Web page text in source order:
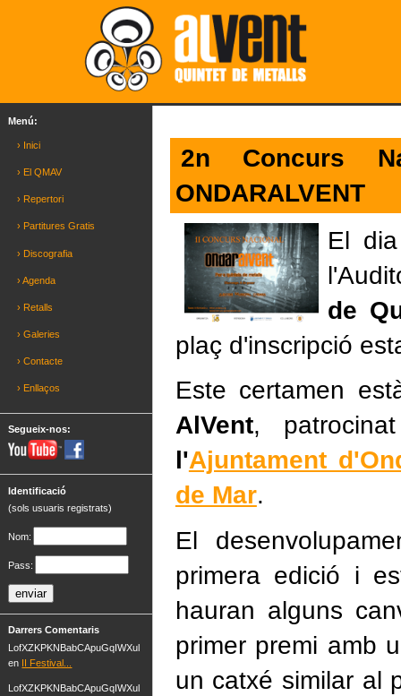
Menú:
› Inici
› El QMAV
› Repertori
› Partitures Gratis
› Discografia
› Agenda
› Retalls
› Galeries
› Contacte
› Enllaços
Segueix-nos:
Identificació
(sols usuaris registrats)
Nom:
Pass:
Darrers Comentaris
LofXZKPKNBabCApuGqIWXul
en II Festival...
LofXZKPKNBabCApuGqIWXul
2n Concurs
ONDARALVENT
El
de
plaç d'inscripció
Este certamen
AlVent,
l'Ajuntament
de Mar.
El
primera edició i
hauran alguns
primer premi amb
un catxé similar al